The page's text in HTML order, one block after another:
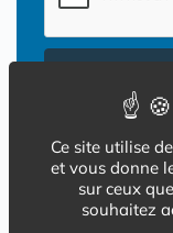
En cliquant sur le
ou téléphone par les
demande
Ce site utilise
et vous donne
sur ceux
souhaitez